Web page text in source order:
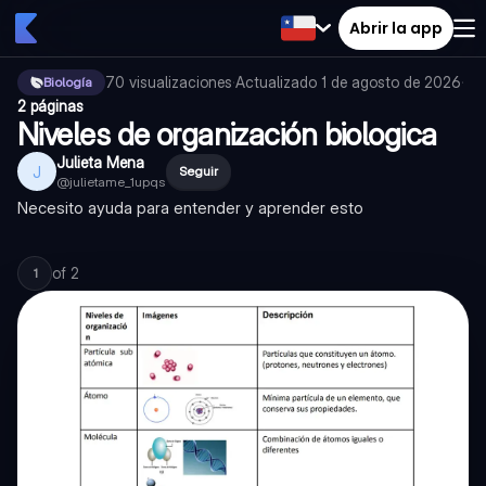
Abrir la app
Biología 70 visualizaciones·Actualizado 1 de agosto de 2026·
2 páginas
Niveles de organización biologica
J Julieta Mena
@julietame_1upqs
Seguir
Necesito ayuda para entender y aprender esto
1 of 2